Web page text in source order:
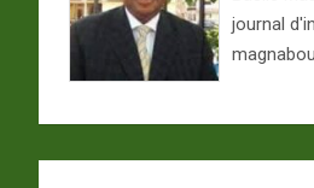
journal